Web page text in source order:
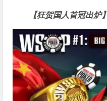
【狂贺国人首冠出炉】